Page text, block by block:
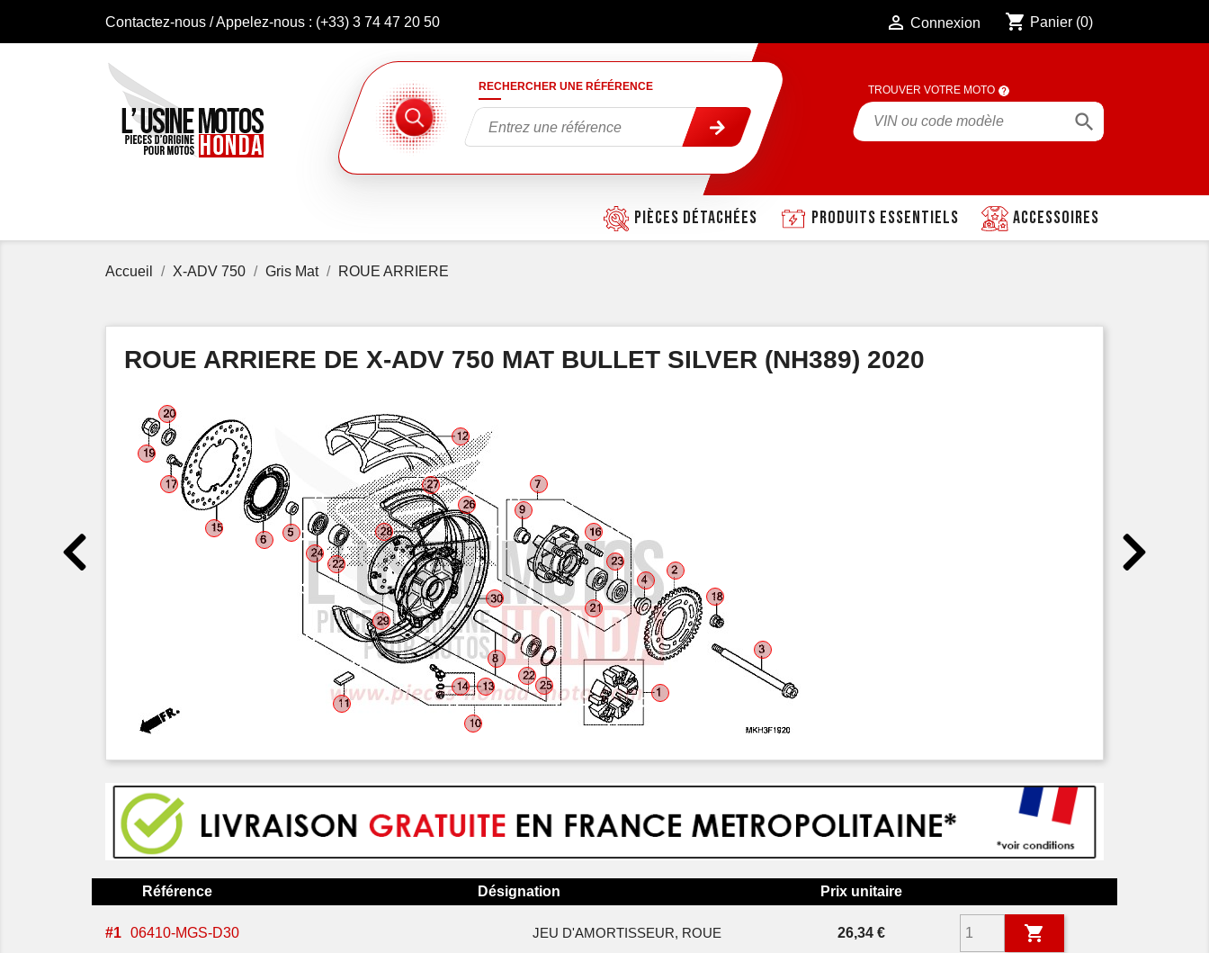
Contactez-nous / Appelez-nous : (+33) 3 74 47 20 50  Connexion shopping_cart Panier (0)
RECHERCHER UNE RÉFÉRENCE TROUVER VOTRE MOTO

Accessoires
Produits essentiels
Pièces détachées
Accueil X-ADV 750 Gris Mat ROUE ARRIERE
ROUE ARRIERE DE X-ADV 750 MAT BULLET SILVER (NH389) 2020
Référence Désignation Prix unitaire
#1 06410-MGS-D30 JEU D'AMORTISSEUR, ROUE Prix
26,34 € 